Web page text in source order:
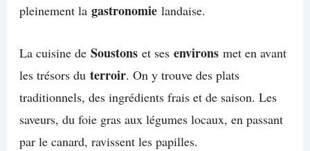
pleinement la gastronomielandaise.
La cuisine de Soustonset ses environsmet en avant
les trésors du terroir. On y trouve des plats
traditionnels, des ingrédients frais et de saison. Les
saveurs, du foie gras aux légumes locaux, en passant
par le canard, ravissent les papilles.